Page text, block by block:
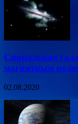
Спиральная
магнитным
02.08.2020